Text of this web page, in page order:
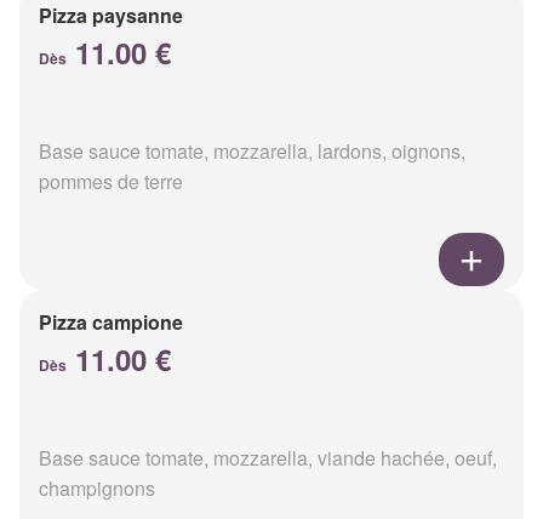
Pizza paysanne
Dès 11.00 €
Base sauce tomate, mozzarella, lardons, oignons,
pommes de terre
Pizza campione
Dès 11.00 €
Base sauce tomate, mozzarella, viande hachée, oeuf,
champignons